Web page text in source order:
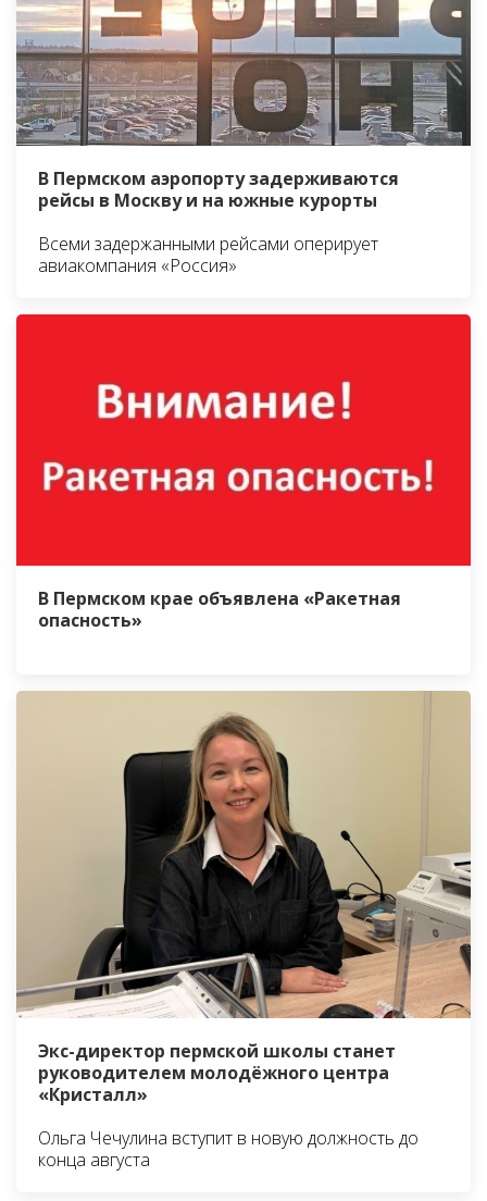
В Пермском аэропорту задерживаются
рейсы в Москву и на южные курорты
Всеми задержанными рейсами оперирует
авиакомпания «Россия»
В Пермском крае объявлена «Ракетная
опасность»
Экс-директор пермской школы станет
руководителем молодёжного центра
«Кристалл»
Ольга Чечулина вступит в новую должность до
конца августа